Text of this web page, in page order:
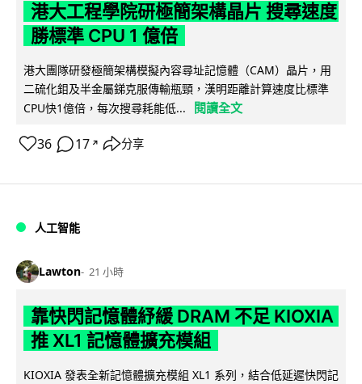
港大工程學院研極簡架構晶片 搜尋速度
勝標準 CPU 1 億倍
港大團隊研發極簡架構模擬內容尋址記憶體（CAM）晶片，用
二硫化鉬及半金屬銻克服傳輸瓶頸，漢明距離計算速度比標準
CPU快1億倍，每次搜尋耗能低...
閱讀全文
36 17 ↗ 分享
人工智能
Lawton 21 小時
靠快閃記憶體紓緩 DRAM 不足 KIOXIA
推 XL1 記憶體擴充模組
KIOXIA 發表全新記憶體擴充模組 XL1 系列，結合低延遲快閃記